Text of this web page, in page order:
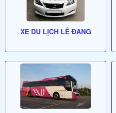
XE DU LỊCH LÊ ĐANG